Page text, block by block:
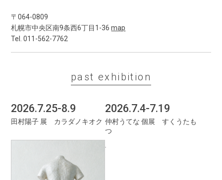
〒064-0809
札幌市中央区南9条西6丁目1-36map
Tel. 011-562-7762
past exhibition
2026.7.25-8.9
田村陽子 展 カラダノキオク
2026.7.4-7.19
仲村うてな 個展 すくうたも
つ